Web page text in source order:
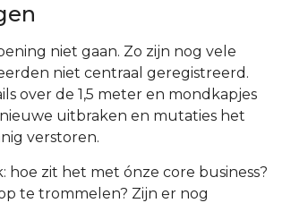
niet gaan. Zo zijn nog vele
niet centraal geregistreerd.
over de 1,5 meter en mondkapjes
uitbraken en mutaties het
verstoren.
hoe zit het met ónze core business?
te trommelen? Zijn er nog